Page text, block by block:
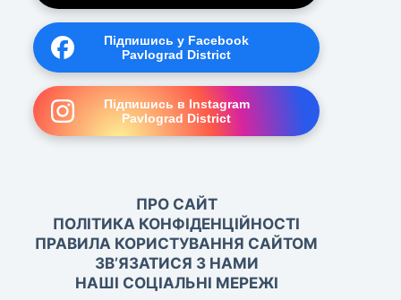
Підпишись у Facebook
Pavlograd District
Підпишись в Instagram
Pavlograd District
ПРО САЙТ
ПОЛІТИКА КОНФІДЕНЦІЙНОСТІ
ПРАВИЛА КОРИСТУВАННЯ САЙТОМ
ЗВ’ЯЗАТИСЯ З НАМИ
НАШІ СОЦІАЛЬНІ МЕРЕЖІ